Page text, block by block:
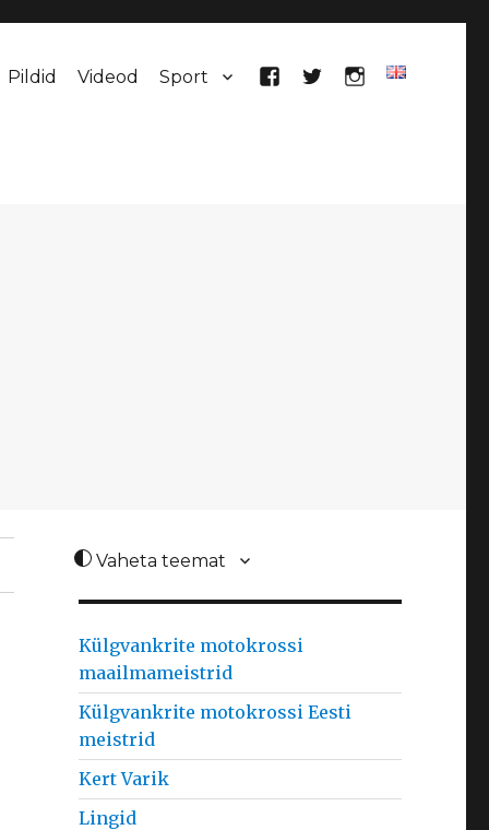
Pildid Videod Sport
Vaheta teemat
Külgvankrite motokrossi
maailmameistrid
Külgvankrite motokrossi Eesti
meistrid
Kert Varik
Lingid